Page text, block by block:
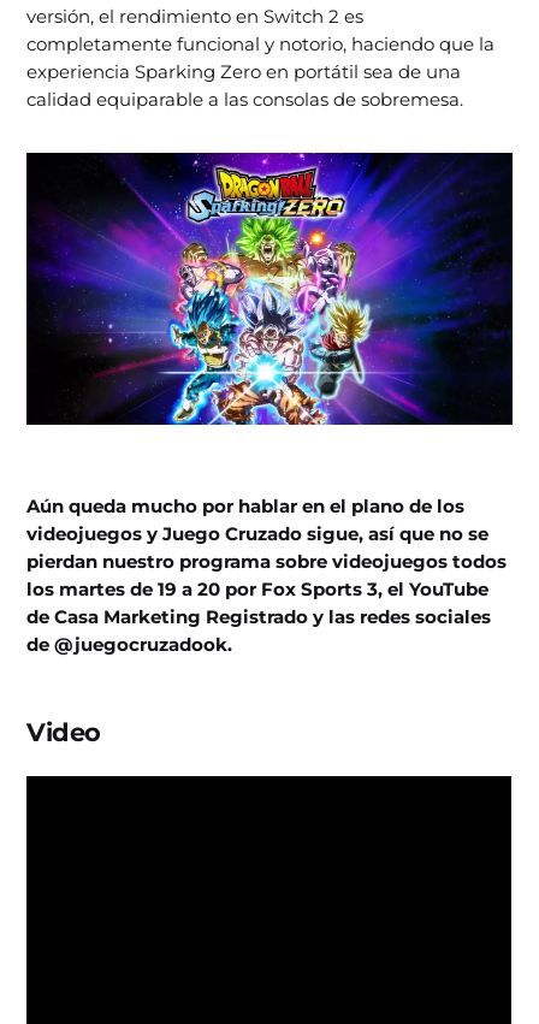
versión, el rendimiento en Switch 2 es
completamente funcional y notorio, haciendo que la
experiencia Sparking Zero en portátil sea de una
calidad equiparable a las consolas de sobremesa.
Aún queda mucho por hablar en el plano de los
videojuegos y Juego Cruzado sigue, así que no se
pierdan nuestro programa sobre videojuegos todos
los martes de 19 a 20 por Fox Sports 3, el YouTube
de Casa Marketing Registrado y las redes sociales
de @juegocruzadook.
Video